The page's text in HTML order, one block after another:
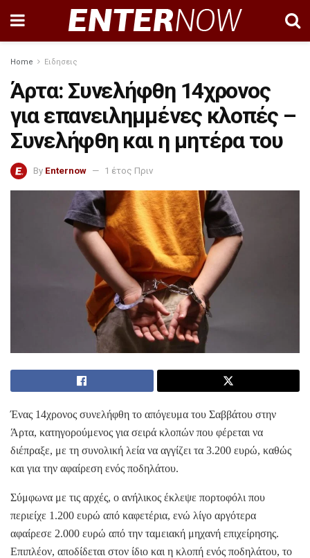
Home Ειδησεις
Άρτα: Συνελήφθη 14χρονος
για επανειλημμένες κλοπές –
Συνελήφθη και η μητέρα του
By Enternow 1 έτος Πριν
Ένας 14χρονος συνελήφθη το απόγευμα του Σαββάτου στην
Άρτα, κατηγορούμενος για σειρά κλοπών που φέρεται να
διέπραξε, με τη συνολική λεία να αγγίζει τα 3.200 ευρώ, καθώς
και για την αφαίρεση ενός ποδηλάτου.
Σύμφωνα με τις αρχές, ο ανήλικος έκλεψε πορτοφόλι που
περιείχε 1.200 ευρώ από καφετέρια, ενώ λίγο αργότερα
αφαίρεσε 2.000 ευρώ από την ταμειακή μηχανή επιχείρησης.
Επιπλέον, αποδίδεται στον ίδιο και η κλοπή ενός ποδηλάτου, το